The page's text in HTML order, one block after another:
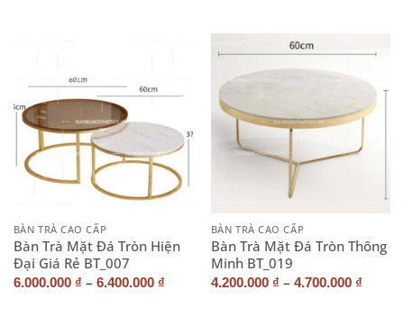
BÀN TRÀ CAO CẤP
Bàn Trà Mặt Đá Tròn Hiện
Đại Giá Rẻ BT_007
6.000.000 ₫ – 6.400.000 ₫
BÀN TRÀ CAO CẤP
Bàn Trà Mặt Đá Tròn Thông
Minh BT_019
4.200.000 ₫ – 4.700.000 ₫